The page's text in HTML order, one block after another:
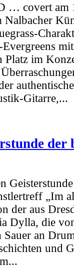
… covert am
Nalbacher
Platz im
Gitarre,...
der
„Im
der aus
Dylla, die
an
und